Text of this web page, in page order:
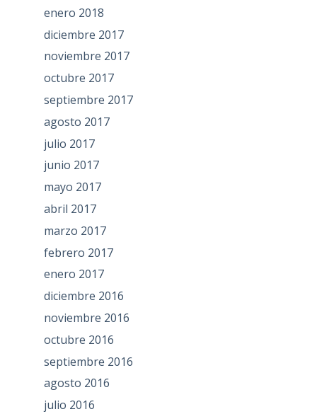
enero 2018
diciembre 2017
noviembre 2017
octubre 2017
septiembre 2017
agosto 2017
julio 2017
junio 2017
mayo 2017
abril 2017
marzo 2017
febrero 2017
enero 2017
diciembre 2016
noviembre 2016
octubre 2016
septiembre 2016
agosto 2016
julio 2016